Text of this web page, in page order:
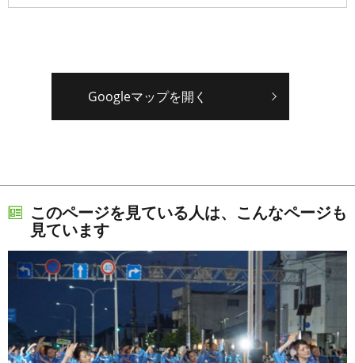
Googleマップを開く
このページを見ている人は、こんなページも
見ています